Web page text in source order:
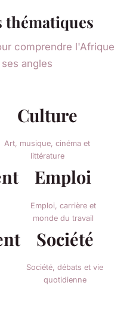
thématiques
comprendre l'Afrique
angles
Culture
Art, musique, cinéma et
littérature
Emploi
Emploi, carrière et
monde du travail
Société
Société, débats et vie
quotidienne